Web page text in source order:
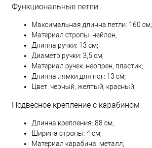
Функциональные петли
Максимальная длинна петли: 160 см;
Материал стропы: нейлон;
Длинна ручки: 13 см;
Диаметр ручки: 3,5 см;
Материал ручек: неопрен, пластик;
Длинна лямки для ног: 13 см;
Цвет: черный, желтый, красный;
Подвесное крепление с карабином
Длинна крепления: 88 см;
Ширина стропы: 4 см;
Материал карабина: металл;